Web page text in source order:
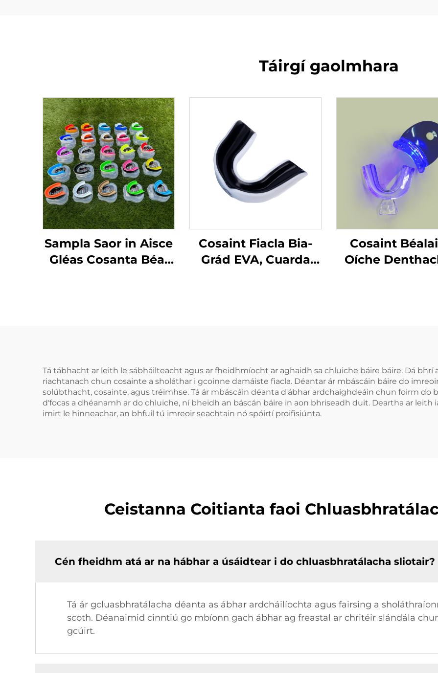
Táirgí gaolmhara
Sampla Saor in Aisce
Gléas Cosanta Béal
Cosaint Fiacla Bia-
Grád EVA, Cuarda
Cosaint
Oíche
Tá tábhacht ar leith le sábháilteacht agus ar fheidhmíocht ar aghaidh sa chluiche báire báire. Dá bhrí
riachtanach chun cosainte a sholáthar i gcoinne damáiste fiacla. Déantar ár mbáscáin báire do
solúbthacht, cosainte, agus tréimhse. Tá ár mbáscáin déanta d'ábhar ardchaighdeáin chun foirm do
d'focas a dhéanamh ar do chluiche, ní bheidh an báscán báire in aon bhriseadh duit. Deartha ar
imirt le hinneachar, an bhfuil tú imreoir seachtain nó spóirtí proifisiúnta.
Ceistanna Coitianta faoi
Cén fheidhm atá ar na hábhar a úsáidtear i do chluasbhratálacha sliotair?
Tá ár gcluasbhratálacha déanta as ábhar ardcháilíochta agus fairsing a
scoth. Déanaimid cinntiú go mbíonn gach ábhar ag freastal ar chritéir slándála
gcúirt.